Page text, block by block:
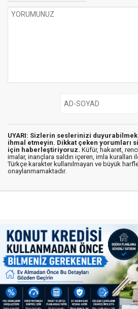
UYARI: Sizlerin seslerinizi
ihmal etmeyin. Dikkat çeken yorumları
için haberleştiriyoruz. Küfür, hakaret,
imalar, inançlara saldırı içeren, imla kuralları
Türkçe karakter kullanılmayan ve büyük
onaylanmamaktadır.